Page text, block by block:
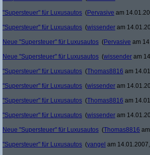
"Supersteuer" für Luxusautos (Pervasive am
"Supersteuer" für Luxusautos (wissender am
Neue "Supersteuer" für Luxusautos (Pervasive am
Neue "Supersteuer" für Luxusautos (wissender am
"Supersteuer" für Luxusautos (Thomas8816 am
"Supersteuer" für Luxusautos (wissender am
"Supersteuer" für Luxusautos (Thomas8816 am
"Supersteuer" für Luxusautos (wissender am
Neue "Supersteuer" für Luxusautos (Thomas8816
"Supersteuer" für Luxusautos (yangel am